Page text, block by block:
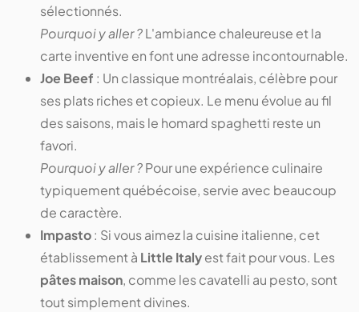
sélectionnés.
Pourquoi y aller ?L'ambiance chaleureuse et la
carte inventive en font une adresse incontournable.
Joe Beef : Un classique montréalais, célèbre pour
ses plats riches et copieux. Le menu évolue au fil
des saisons, mais le homard spaghetti reste un
favori.
Pourquoi y aller ?Pour une expérience culinaire
typiquement québécoise, servie avec beaucoup
de caractère.
Impasto: Si vous aimez la cuisine italienne, cet
établissement à Little Italyest fait pour vous. Les
pâtes maison, comme les cavatelli au pesto, sont
tout simplement divines.